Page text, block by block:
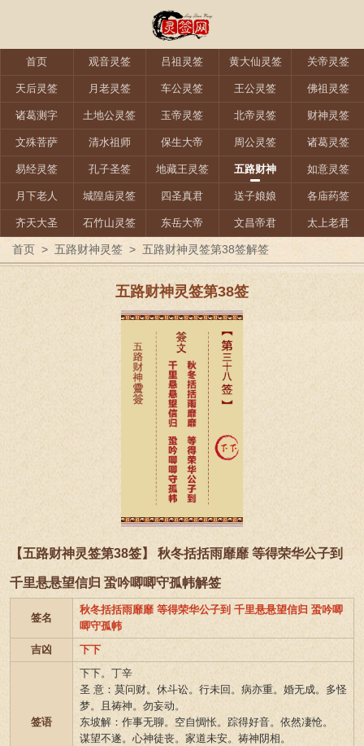
首页 观音灵签 吕祖灵签 黄大仙灵签 关帝灵签
天后灵签 月老灵签 车公灵签 王公灵签 佛祖灵签
诸葛测字 土地公灵签 玉帝灵签 北帝灵签 财神灵签
文殊菩萨 清水祖师 保生大帝 周公灵签 诸葛灵签
易经灵签 孔子圣签 地藏王灵签 五路财神 如意灵签
月下老人 城隍庙灵签 四圣真君 送子娘娘 各庙药签
齐天大圣 石竹山灵签 东岳大帝 文昌帝君 太上老君
首页 > 五路财神灵签 > 五路财神灵签第38签解签
五路财神灵签第38签
【五路财神灵签第38签】 秋冬括括雨靡靡 等得荣华公子到
千里悬悬望信归 蛩吟唧唧守孤帏解签
签名
秋冬括括雨靡靡 等得荣华公子到 千里悬悬望信归 蛩吟唧
唧守孤帏
吉凶
下下
签语
下下。丁辛
圣 意：莫问财。休斗讼。行未回。病亦重。婚无成。多怪
梦。且祷神。勿妄动。
东坡解：作事无聊。空自惆怅。踪得好音。依然凄怆。
谋望不遂。心神徒丧。家道未安。祷神阴相。